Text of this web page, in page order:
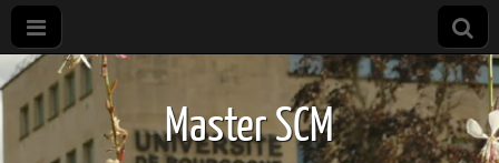
M2R
SCM
Master SCM